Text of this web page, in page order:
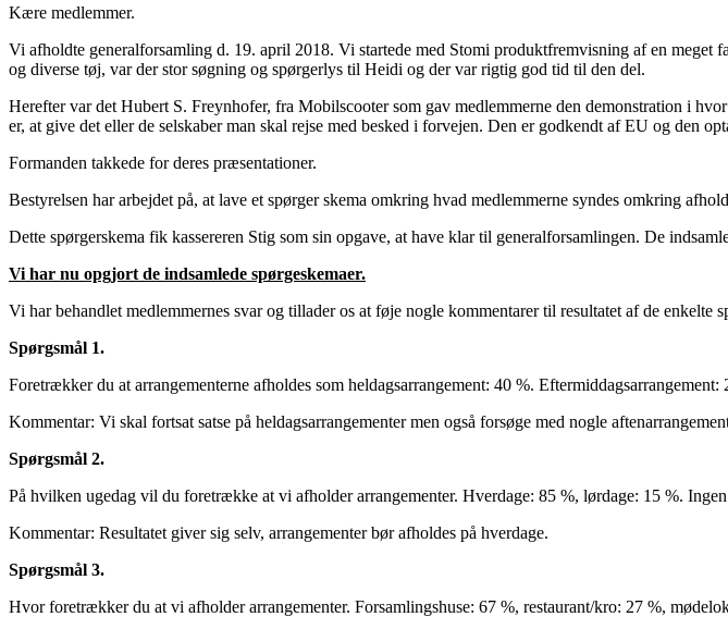
Kære medlemmer.
Vi afholdte generalforsamling d. 19. april 2018. Vi startede med Stomi produktfremvisning af en
og diverse tøj, var der stor søgning og spørgerlys til Heidi og der var rigtig god tid til den del.
Herefter var det Hubert S. Freynhofer, fra Mobilscooter som gav medlemmerne den demonstration i
er, at give det eller de selskaber man skal rejse med besked i forvejen. Den er godkendt af EU og den
Formanden takkede for deres præsentationer.
Bestyrelsen har arbejdet på, at lave et spørger skema omkring hvad medlemmerne syndes omkring
Dette spørgerskema fik kassereren Stig som sin opgave, at have klar til generalforsamlingen. De
Vi har nu opgjort de indsamlede spørgeskemaer.
Vi har behandlet medlemmernes svar og tillader os at føje nogle kommentarer til resultatet af de enkelte
Spørgsmål 1.
Foretrækker du at arrangementerne afholdes som heldagsarrangement: 40 %. Eftermiddagsarrangement:
Kommentar: Vi skal fortsat satse på heldagsarrangementer men også forsøge med nogle
Spørgsmål 2.
På hvilken ugedag vil du foretrække at vi afholder arrangementer. Hverdage: 85 %, lørdage: 15 %.
Kommentar: Resultatet giver sig selv, arrangementer bør afholdes på hverdage.
Spørgsmål 3.
Hvor foretrækker du at vi afholder arrangementer. Forsamlingshuse: 67 %, restaurant/kro: 27 %,